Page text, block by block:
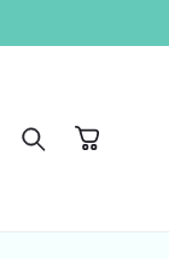
Panier